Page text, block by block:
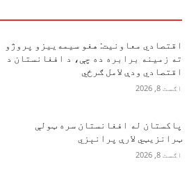
اقتصادي معاونیت: هغو سیمه‌ییزو پروژو
ته زمینه برابره ده چې، د افغانستان د
اقتصادي ودې لامل ګرځي
اګست 8, 2026
پاکستان له افغانستان سره ټولې
ټرانزیټي لارې پرانېزي
اګست 8, 2026